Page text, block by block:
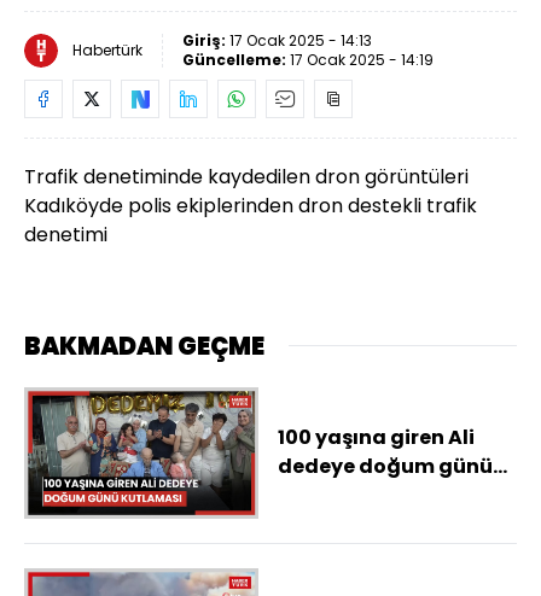
Habertürk Giriş: 17 Ocak 2025 - 14:13
Güncelleme: 17 Ocak 2025 - 14:19
Trafik denetiminde kaydedilen dron görüntüleri
Kadıköyde polis ekiplerinden dron destekli trafik
denetimi
BAKMADAN GEÇME
100 yaşına giren Ali
dedeye doğum günü